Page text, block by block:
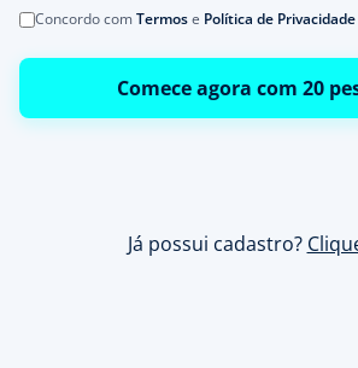
Concordo comTermose Política de Privacidade
Comece agora com 20
Já possui cadastro?